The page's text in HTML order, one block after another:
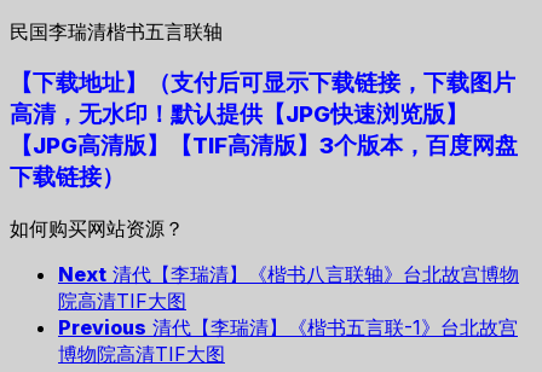
民国李瑞清楷书五言联轴
【下载地址】
（支付后可显示下载链接，下载图片
高清，无水印！默认提供【JPG快速浏览版】
【JPG高清版】【TIF高清版】3个版本，百度网盘
下载链接）
如何购买网站资源？
Next 清代【李瑞清】《楷书八言联轴》台北故宫博物
院高清TIF大图
Previous 清代【李瑞清】《楷书五言联-1》台北故宫
博物院高清TIF大图